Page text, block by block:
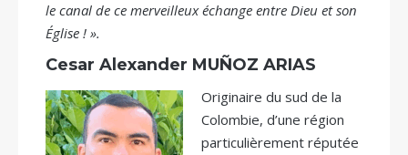
le canal de ce merveilleux échange entre Dieu et son
Église ! ».
Cesar Alexander MUÑOZ ARIAS
Originaire du sud de la
Colombie, d’une région
particulièrement réputée